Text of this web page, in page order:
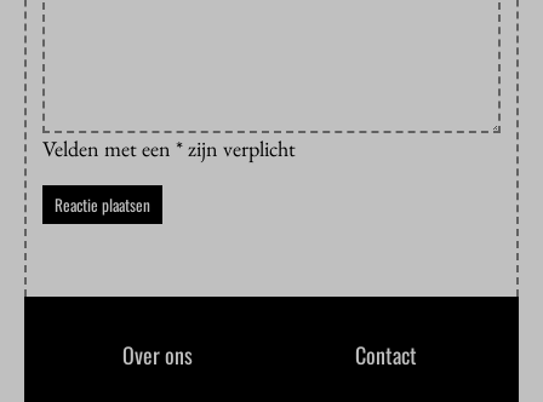
Velden met een * zijn verplicht
Over ons Contact